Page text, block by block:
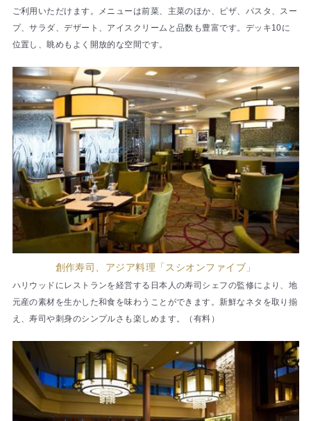
ご利用いただけます。メニューは前菜、主菜のほか、ピザ、パスタ、スー
プ、サラダ、デザート、アイスクリームと品数も豊富です。デッキ10に
位置し、眺めもよく開放的な空間です。
創作寿司、アジア料理「スシオンファイブ」
ハリウッドにレストランを経営する日本人の寿司シェフの監修により、地
元産の素材を生かした和食を味わうことができます。新鮮なネタを取り揃
え、寿司や刺身のシンプルさも楽しめます。（有料）